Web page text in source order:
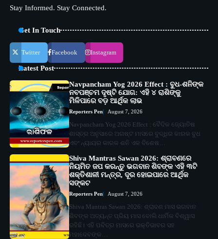
Stay Informed. Stay Connected.
Get In Touch
Twitter Facebook Instagram
Latest Post
Navpancham Yog 2026 Effect : ବୁଧ-ଶନିଙ୍କ
ନବପଞ୍ଚମ ଦୃଷ୍ଟି ଯୋଗ: ଏହି ୪ ରାଶିଙ୍କୁ
ମିଳିପାରେ ବଡ଼ ଆର୍ଥିକ ଲାଭ
Reporters Pen August 7, 2026
Navpancham Yog 2026 Effect : ବୈଦିକ ଜ୍ୟୋତିଷ
ଶାସ୍ତ୍ର ଅନୁସାରେ ଅଗଷ୍ଟ ମାସରେ ବୁଦ୍ଧିର କାରକ ବୁଧ
ଏବଂ ନ୍ୟାୟର କାରକ ଶନି ଏକ ବିଶେଷ…
Shiva Mantras Sawan 2026: ଶ୍ରାବଣରେ
ନିୟମିତ ଜପ କରନ୍ତୁ ଭଗବାନ ଶିବଙ୍କ ଏହି ୩ଟି
ଶକ୍ତିଶାଳୀ ମନ୍ତ୍ର, ଦୂର ହୋଇପାରେ ଆର୍ଥିକ
ସଙ୍କଟ
Reporters Pen August 7, 2026
Shiva Mantras Sawan 2026: ଶ୍ରାବଣ ମାସ ଭଗବାନ
ଶିବଙ୍କ ଅତ୍ୟନ୍ତ ପ୍ରିୟ ମାସ ବୋଲି ଧାର୍ମିକ ବିଶ୍ୱାସ
ରହିଛି। ଏହି ପବିତ୍ର ମାସରେ ଭକ୍ତିଭାବର ସହ
ମହାଦେବଙ୍କ…